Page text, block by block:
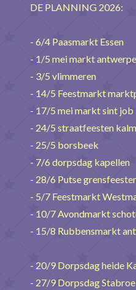
DE PLANNING 2026:
- 6/4 Paasmarkt Essen
- 1/5 mei markt
- 3/5 vlimmeren
- 14/5 Feestmarkt
- 17/5 mei markt sint job
- 24/5 straatfeesten
- 25/5 borsbeek
- 7/6 dorpsdag kapellen
- 28/6 Putse
- 5/7 Feestmarkt
- 10/7 Avondmarkt
- 15/8 Rubbensmarkt
- 20/9 Dorpsdag heide
- 27/9 Dorpsdag